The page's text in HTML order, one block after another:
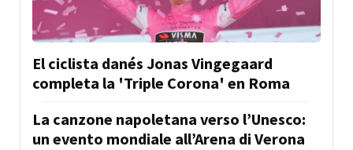
El ciclista danés Jonas Vingegaard
completa la 'Triple Corona' en Roma
La canzone napoletana verso l’Unesco:
un evento mondiale all’Arena di Verona